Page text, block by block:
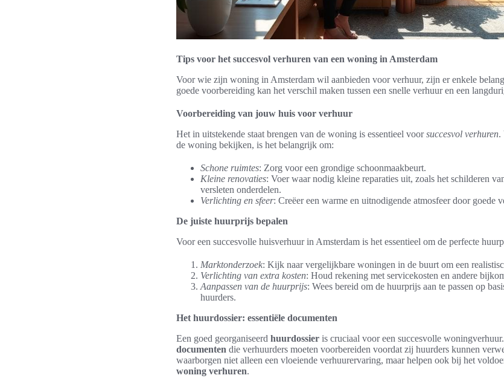
Tips voor het succesvol verhuren van een woning in Amsterdam
Voor wie zijn woning in Amsterdam wil aanbieden voor verhuur, zijn er enkele
goede voorbereiding kan het verschil maken tussen een snelle verhuur en een
Voorbereiding van jouw huis voor verhuur
Het in uitstekende staat brengen van de woning is essentieel voorsuccesvol verhuren.
de woning bekijken, is het belangrijk om:
Schone ruimtes: Zorg voor een grondige schoonmaakbeurt.
Kleine renovaties: Voer waar nodig kleine reparaties uit, zoals het schilderen
versleten onderdelen.
Verlichting en sfeer: Creëer een warme en uitnodigende atmosfeer door goede
De juiste huurprijs bepalen
Voor een succesvolle huisverhuur in Amsterdam is het essentieel om de perfecte
Marktonderzoek: Kijk naar vergelijkbare woningen in de buurt om een
Verlichting van extra kosten: Houd rekening met servicekosten en andere
Aanpassen van de huurprijs: Wees bereid om de huurprijs aan te passen op
huurders.
Het huurdossier: essentiële documenten
Een goed georganiseerd huurdossier is cruciaal voor een succesvolle
documenten die verhuurders moeten voorbereiden voordat zij huurders kunnen
waarborgen niet alleen een vloeiende verhuurervaring, maar helpen ook bij het
woning verhuren.